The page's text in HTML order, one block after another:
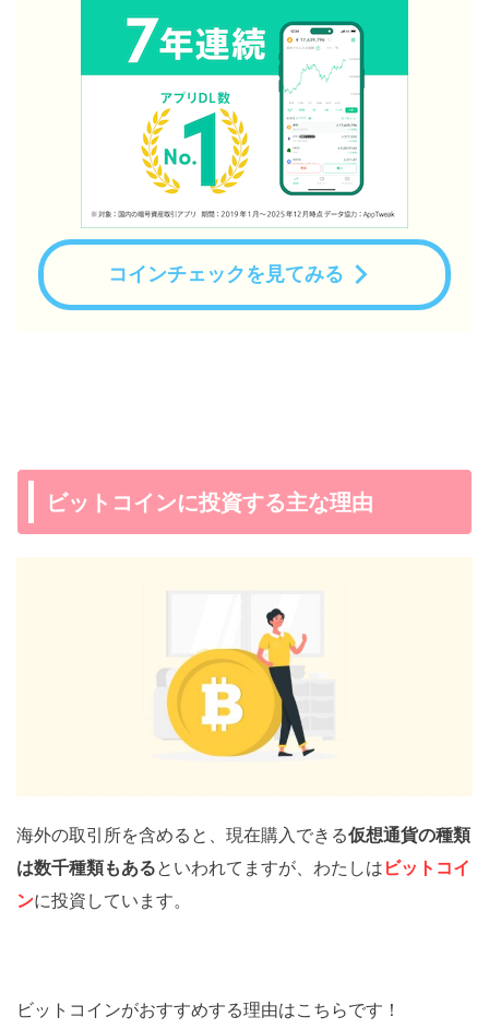
コインチェックを見てみる
ビットコインに投資する主な理由
海外の取引所を含めると、現在購入できる仮想通貨の種類
は数千種類もあるといわれてますが、わたしは ビットコイ
ンに投資しています。
ビットコインがおすすめする理由はこちらです！